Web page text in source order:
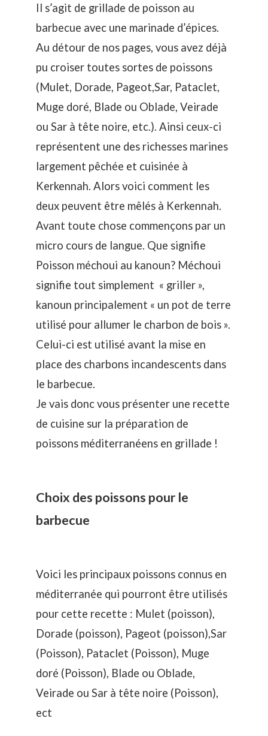
Il s’agit de grillade de poisson au
barbecue avec une marinade d’épices.
Au détour de nos pages, vous avez déjà
pu croiser toutes sortes de poissons
(Mulet, Dorade, Pageot,Sar, Pataclet,
Muge doré, Blade ou Oblade, Veirade
ou Sar à tête noire, etc.). Ainsi ceux-ci
représentent une des richesses marines
largement pêchée et cuisinée à
Kerkennah. Alors voici comment les
deux peuvent être mêlés à Kerkennah.
Avant toute chose commençons par un
micro cours de langue. Que signifie
Poisson méchoui au kanoun? Méchoui
signifie tout simplement « griller »,
kanoun principalement « un pot de terre
utilisé pour allumer le charbon de bois ».
Celui-ci est utilisé avant la mise en
place des charbons incandescents dans
le barbecue.
Je vais donc vous présenter une recette
de cuisine sur la préparation de
poissons méditerranéens en grillade !
Choix des poissons pour le
barbecue
Voici les principaux poissons connus en
méditerranée qui pourront être utilisés
pour cette recette : Mulet (poisson),
Dorade (poisson), Pageot (poisson),Sar
(Poisson), Pataclet (Poisson), Muge
doré (Poisson), Blade ou Oblade,
Veirade ou Sar à tête noire (Poisson),
ect